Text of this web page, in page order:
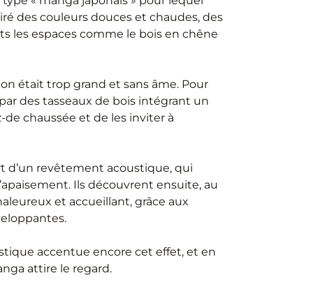
des couleurs douces et chaudes, des
les espaces comme le bois en chêne
était trop grand et sans âme. Pour
des tasseaux de bois intégrant un
chaussée et de les inviter à
d’un revêtement acoustique, qui
Ils découvrent ensuite, au
et accueillant, grâce aux
accentue encore cet effet, et en
attire le regard.